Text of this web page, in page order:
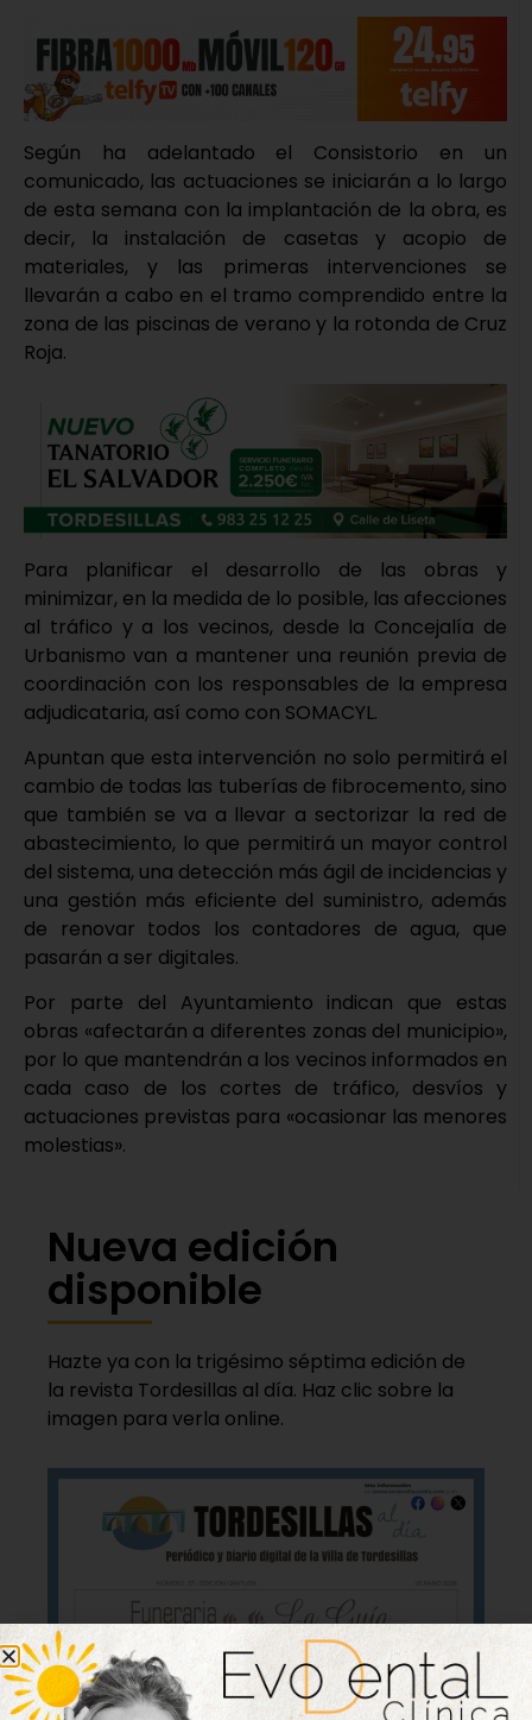
Según ha adelantado el Consistorio en un
comunicado, las actuaciones se iniciarán a lo largo
de esta semana con la implantación de la obra, es
decir, la instalación de casetas y acopio de
materiales, y las primeras intervenciones se
llevarán a cabo en el tramo comprendido entre la
zona de las piscinas de verano y la rotonda de Cruz
Roja.
Para planificar el desarrollo de las obras y
minimizar, en la medida de lo posible, las afecciones
al tráfico y a los vecinos, desde la Concejalía de
Urbanismo van a mantener una reunión previa de
coordinación con los responsables de la empresa
adjudicataria, así como con SOMACYL.
Apuntan que esta intervención no solo permitirá el
cambio de todas las tuberías de fibrocemento, sino
que también se va a llevar a sectorizar la red de
abastecimiento, lo que permitirá un mayor control
del sistema, una detección más ágil de incidencias y
una gestión más eficiente del suministro, además
de renovar todos los contadores de agua, que
pasarán a ser digitales.
Por parte del Ayuntamiento indican que estas
obras «afectarán a diferentes zonas del municipio»,
por lo que mantendrán a los vecinos informados en
cada caso de los cortes de tráfico, desvíos y
actuaciones previstas para «ocasionar las menores
molestias».
Nueva edición
disponible
Hazte ya con la trigésimo séptima edición de
la revista Tordesillas al día. Haz clic sobre la
imagen para verla online.